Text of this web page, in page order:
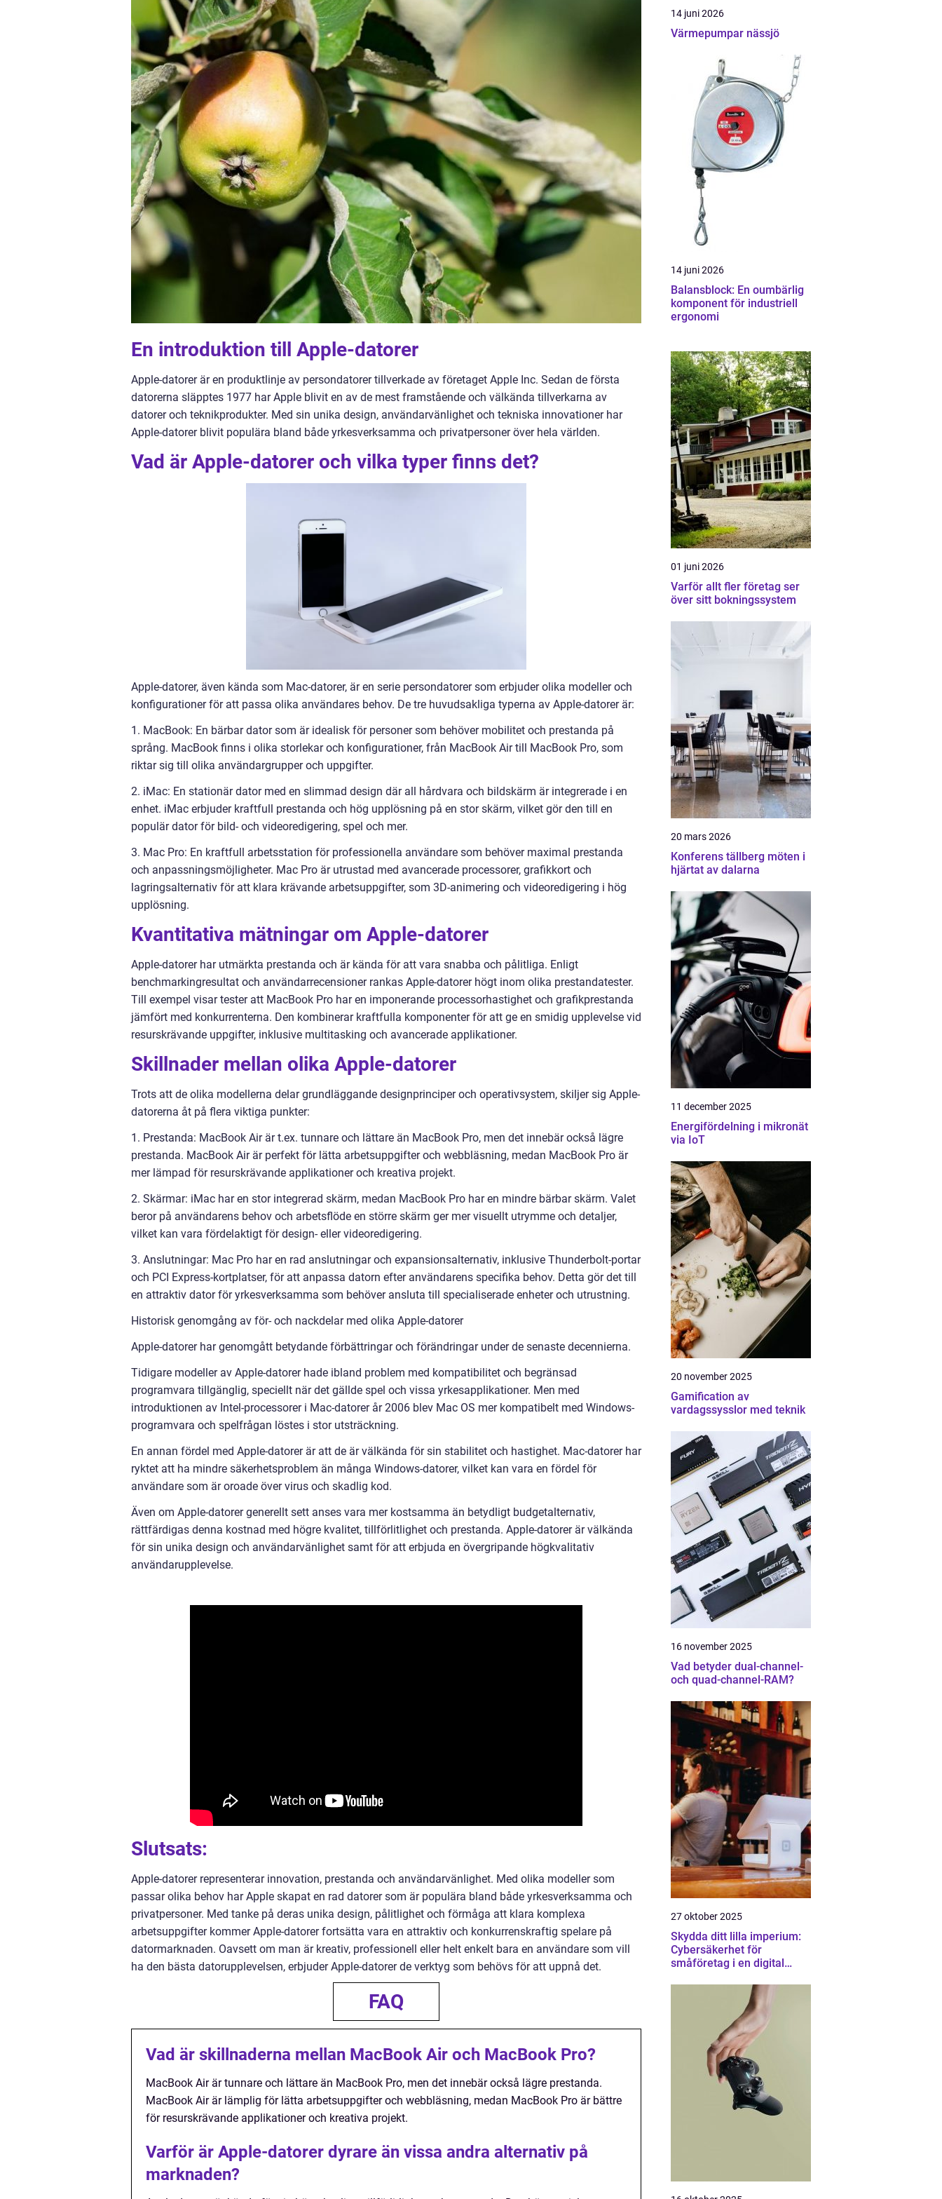
En introduktion till Apple-datorer
Apple-datorer är en produktlinje av persondatorer tillverkade av företaget Apple Inc. Sedan de första
datorerna släpptes 1977 har Apple blivit en av de mest framstående och välkända tillverkarna av
datorer och teknikprodukter. Med sin unika design, användarvänlighet och tekniska innovationer har
Apple-datorer blivit populära bland både yrkesverksamma och privatpersoner över hela världen.
Vad är Apple-datorer och vilka typer finns det?
Apple-datorer, även kända som Mac-datorer, är en serie persondatorer som erbjuder olika modeller och
konfigurationer för att passa olika användares behov. De tre huvudsakliga typerna av Apple-datorer är:
1. MacBook: En bärbar dator som är idealisk för personer som behöver mobilitet och prestanda på
språng. MacBook finns i olika storlekar och konfigurationer, från MacBook Air till MacBook Pro, som
riktar sig till olika användargrupper och uppgifter.
2. iMac: En stationär dator med en slimmad design där all hårdvara och bildskärm är integrerade i en
enhet. iMac erbjuder kraftfull prestanda och hög upplösning på en stor skärm, vilket gör den till en
populär dator för bild- och videoredigering, spel och mer.
3. Mac Pro: En kraftfull arbetsstation för professionella användare som behöver maximal prestanda
och anpassningsmöjligheter. Mac Pro är utrustad med avancerade processorer, grafikkort och
lagringsalternativ för att klara krävande arbetsuppgifter, som 3D-animering och videoredigering i hög
upplösning.
Kvantitativa mätningar om Apple-datorer
Apple-datorer har utmärkta prestanda och är kända för att vara snabba och pålitliga. Enligt
benchmarkingresultat och användarrecensioner rankas Apple-datorer högt inom olika prestandatester.
Till exempel visar tester att MacBook Pro har en imponerande processorhastighet och grafikprestanda
jämfört med konkurrenterna. Den kombinerar kraftfulla komponenter för att ge en smidig upplevelse vid
resurskrävande uppgifter, inklusive multitasking och avancerade applikationer.
Skillnader mellan olika Apple-datorer
Trots att de olika modellerna delar grundläggande designprinciper och operativsystem, skiljer sig Apple-
datorerna åt på flera viktiga punkter:
1. Prestanda: MacBook Air är t.ex. tunnare och lättare än MacBook Pro, men det innebär också lägre
prestanda. MacBook Air är perfekt för lätta arbetsuppgifter och webbläsning, medan MacBook Pro är
mer lämpad för resurskrävande applikationer och kreativa projekt.
2. Skärmar: iMac har en stor integrerad skärm, medan MacBook Pro har en mindre bärbar skärm. Valet
beror på användarens behov och arbetsflöde en större skärm ger mer visuellt utrymme och detaljer,
vilket kan vara fördelaktigt för design- eller videoredigering.
3. Anslutningar: Mac Pro har en rad anslutningar och expansionsalternativ, inklusive Thunderbolt-portar
och PCI Express-kortplatser, för att anpassa datorn efter användarens specifika behov. Detta gör det till
en attraktiv dator för yrkesverksamma som behöver ansluta till specialiserade enheter och utrustning.
Historisk genomgång av för- och nackdelar med olika Apple-datorer
Apple-datorer har genomgått betydande förbättringar och förändringar under de senaste decennierna.
Tidigare modeller av Apple-datorer hade ibland problem med kompatibilitet och begränsad
programvara tillgänglig, speciellt när det gällde spel och vissa yrkesapplikationer. Men med
introduktionen av Intel-processorer i Mac-datorer år 2006 blev Mac OS mer kompatibelt med Windows-
programvara och spelfrågan löstes i stor utsträckning.
En annan fördel med Apple-datorer är att de är välkända för sin stabilitet och hastighet. Mac-datorer har
ryktet att ha mindre säkerhetsproblem än många Windows-datorer, vilket kan vara en fördel för
användare som är oroade över virus och skadlig kod.
Även om Apple-datorer generellt sett anses vara mer kostsamma än betydligt budgetalternativ,
rättfärdigas denna kostnad med högre kvalitet, tillförlitlighet och prestanda. Apple-datorer är välkända
för sin unika design och användarvänlighet samt för att erbjuda en övergripande högkvalitativ
användarupplevelse.
Slutsats:
Apple-datorer representerar innovation, prestanda och användarvänlighet. Med olika modeller som
passar olika behov har Apple skapat en rad datorer som är populära bland både yrkesverksamma och
privatpersoner. Med tanke på deras unika design, pålitlighet och förmåga att klara komplexa
arbetsuppgifter kommer Apple-datorer fortsätta vara en attraktiv och konkurrenskraftig spelare på
datormarknaden. Oavsett om man är kreativ, professionell eller helt enkelt bara en användare som vill
ha den bästa datorupplevelsen, erbjuder Apple-datorer de verktyg som behövs för att uppnå det.
FAQ
Vad är skillnaderna mellan MacBook Air och MacBook Pro?
MacBook Air är tunnare och lättare än MacBook Pro, men det innebär också lägre prestanda.
MacBook Air är lämplig för lätta arbetsuppgifter och webbläsning, medan MacBook Pro är bättre
för resurskrävande applikationer och kreativa projekt.
Varför är Apple-datorer dyrare än vissa andra alternativ på
marknaden?
14 juni 2026
Värmepumpar nässjö
14 juni 2026
Balansblock: En oumbärlig
komponent för industriell
ergonomi
01 juni 2026
Varför allt fler företag ser
över sitt bokningssystem
20 mars 2026
Konferens tällberg möten i
hjärtat av dalarna
11 december 2025
Energifördelning i mikronät
via IoT
20 november 2025
Gamification av
vardagssysslor med teknik
16 november 2025
Vad betyder dual-channel-
och quad-channel-RAM?
27 oktober 2025
Skydda ditt lilla imperium:
Cybersäkerhet för
småföretag i en digital